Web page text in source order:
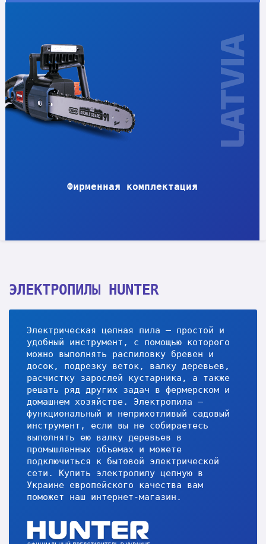
Фирменная комплектация
ЭЛЕКТРОПИЛЫ HUNTER
Электрическая цепная пила – простой и
удобный инструмент, с помощью которого
можно выполнять распиловку бревен и
досок, подрезку веток, валку деревьев,
расчистку зарослей кустарника, а также
решать ряд других задач в фермерском и
домашнем хозяйстве. Электропила –
функциональный и неприхотливый садовый
инструмент, если вы не собираетесь
выполнять ею валку деревьев в
промышленных объемах и можете
подключиться к бытовой электрической
сети. Купить электропилу цепную в
Украине европейского качества вам
поможет наш интернет-магазин.